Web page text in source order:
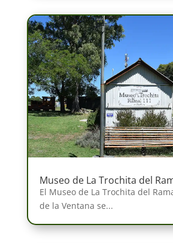
Museo de La Trochita del
El Museo de La Trochita del
de la Ventana se...